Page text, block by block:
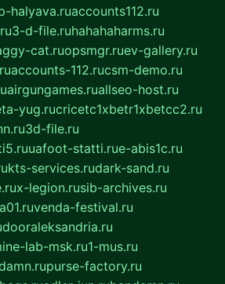
halyava.ruaccounts112.ru
3-d-file.ruhahahaharms.ru
cat.ruopsmgr.ruev-gallery.ru
accounts-112.rucsm-demo.ru
airgungames.ruallseo-host.ru
yug.rucricetc1xbetr1xbetcc2.ru
3d-file.ru
uafoot-statti.rue-abis1c.ru
kts-services.rudark-sand.ru
x-legion.rusib-archives.ru
venda-festival.ru
dooraleksandria.ru
lab-msk.ru1-mus.ru
purse-factory.ru